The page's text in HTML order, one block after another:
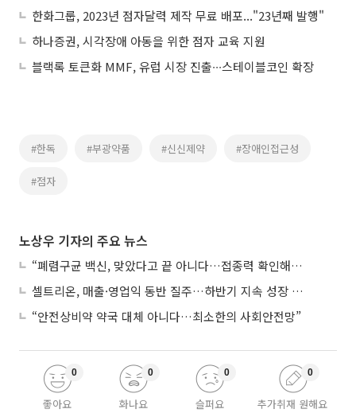
한화그룹, 2023년 점자달력 제작 무료 배포..."23년째 발행"
하나증권, 시각장애 아동을 위한 점자 교육 지원
블랙록 토큰화 MMF, 유럽 시장 진출∙∙∙스테이블코인 확장
#한독 #부광약품 #신신제약 #장애인접근성
#점자
노상우 기자의 주요 뉴스
“폐렴구균 백신, 맞았다고 끝 아니다…접종력 확인해야”
셀트리온, 매출·영업익 동반 질주…하반기 지속 성장 전망에 주목
“안전상비약 약국 대체 아니다…최소한의 사회안전망”
좋아요
0
화나요
0
슬퍼요
0
추가취재 원해요
0